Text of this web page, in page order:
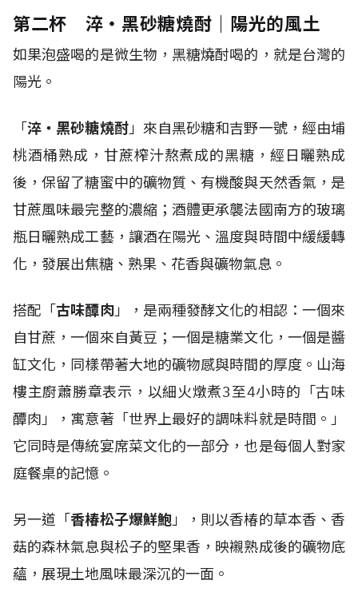
第二杯 淬・黑砂糖燒酎｜陽光的風土
如果泡盛喝的是微生物，黑糖燒酎喝的，就是台灣的
陽光。
「淬・黑砂糖燒酎」來自黑砂糖和吉野一號，經由埔
桃酒桶熟成，甘蔗榨汁熬煮成的黑糖，經日曬熟成
後，保留了糖蜜中的礦物質、有機酸與天然香氣，是
甘蔗風味最完整的濃縮；酒體更承襲法國南方的玻璃
瓶日曬熟成工藝，讓酒在陽光、溫度與時間中緩緩轉
化，發展出焦糖、熟果、花香與礦物氣息。
搭配「古味醰肉」，是兩種發酵文化的相認：一個來
自甘蔗，一個來自黃豆；一個是糖業文化，一個是醬
缸文化，同樣帶著大地的礦物感與時間的厚度。山海
樓主廚蕭勝章表示，以細火燉煮3至4小時的「古味
醰肉」，寓意著「世界上最好的調味料就是時間。」
它同時是傳統宴席菜文化的一部分，也是每個人對家
庭餐桌的記憶。
另一道「香椿松子爆鮮鮑」，則以香椿的草本香、香
菇的森林氣息與松子的堅果香，映襯熟成後的礦物底
蘊，展現土地風味最深沉的一面。